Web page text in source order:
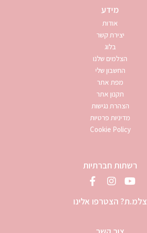
מידע
אודות
יצירת קשר
בלוג
הצלמים שלנו
החשבון שלי
מפת אתר
תקנון אתר
הצהרת נגישות
מדיניות פרטיות
Cookie Policy
רשתות חברתיות
צלמ.ת? הצטרפו אלינו